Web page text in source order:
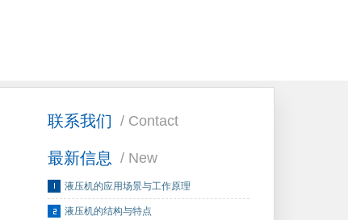
联系我们 / Contact
最新信息 / New
液压机的应用场景与工作原理
液压机的结构与特点